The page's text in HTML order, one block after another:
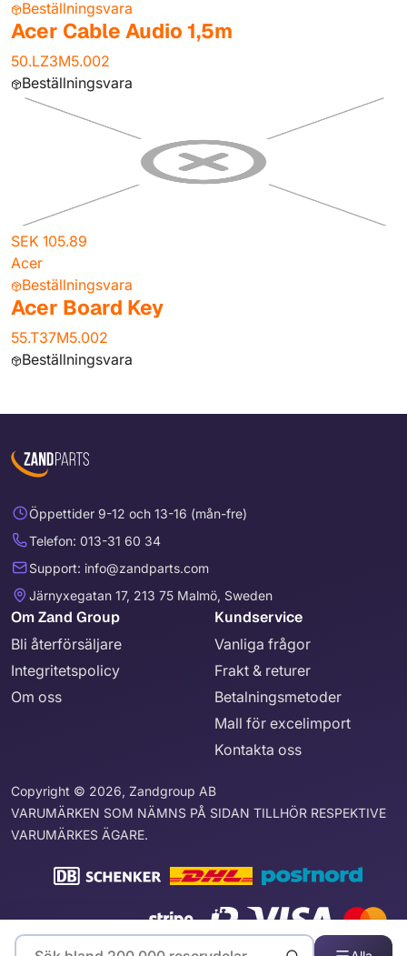
Beställningsvara
Acer Cable Audio 1,5m
50.LZ3M5.002
Beställningsvara
SEK 105.89
Acer
Beställningsvara
Acer Board Key
55.T37M5.002
Beställningsvara
Öppettider 9-12 och 13-16 (mån-fre)
Telefon: 013-31 60 34
Support: info@zandparts.com
Järnyxegatan 17, 213 75 Malmö, Sweden
Om Zand Group
Bli återförsäljare
Integritetspolicy
Om oss
Kundservice
Vanliga frågor
Frakt & returer
Betalningsmetoder
Mall för excelimport
Kontakta oss
Copyright © 2026, Zandgroup AB
VARUMÄRKEN SOM NÄMNS PÅ SIDAN TILLHÖR RESPEKTIVE
VARUMÄRKES ÄGARE.